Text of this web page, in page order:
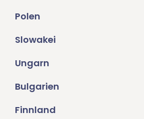
Polen
Slowakei
Ungarn
Bulgarien
Finnland